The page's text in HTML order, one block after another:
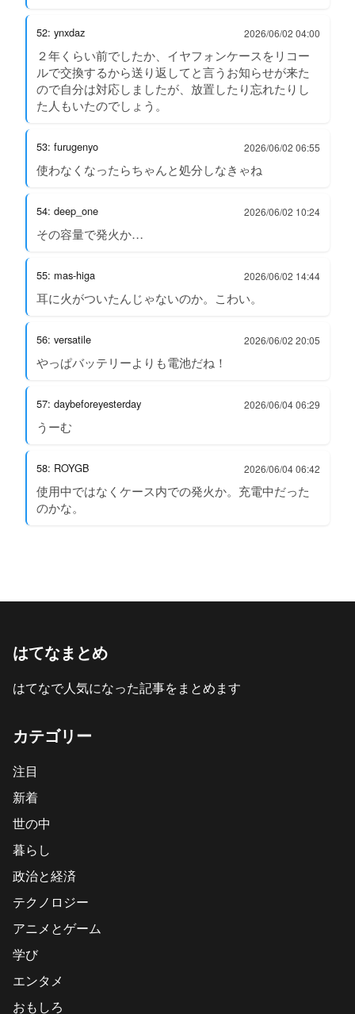
52: ynxdaz 2026/06/02 04:00
２年くらい前でしたか、イヤフォンケースをリコー
ルで交換するから送り返してと言うお知らせが来た
ので自分は対応しましたが、放置したり忘れたりし
た人もいたのでしょう。
53: furugenyo 2026/06/02 06:55
使わなくなったらちゃんと処分しなきゃね
54: deep_one 2026/06/02 10:24
その容量で発火か…
55: mas-higa 2026/06/02 14:44
耳に火がついたんじゃないのか。こわい。
56: versatile 2026/06/02 20:05
やっぱバッテリーよりも電池だね！
57: daybeforeyesterday 2026/06/04 06:29
うーむ
58: ROYGB 2026/06/04 06:42
使用中ではなくケース内での発火か。充電中だった
のかな。
はてなまとめ
はてなで人気になった記事をまとめます
カテゴリー
注目
新着
世の中
暮らし
政治と経済
テクノロジー
アニメとゲーム
学び
エンタメ
おもしろ